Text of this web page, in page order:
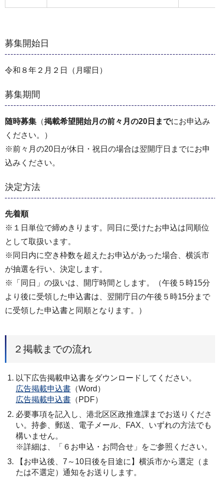
募集開始日
令和８年２月２日（月曜日）
募集期間
随時募集 （掲載希望開始月の前々月の20日までにお申込み
ください。）
※前々月の20日が休日・祝日の場合は翌開庁日までにお申
込みください。
決定方法
先着順
※１日単位で締めきります。同日に受けたお申込は同順位
として取扱います。
※同日内に空き枠数を超えたお申込があった場合、横浜市
が抽選を行い、決定します。
※「同日」の扱いは、開庁時間とします。（午後５時15分
より後に受領した申込書は、翌開庁日の午後５時15分まで
に受領した申込書と同順となります。）
２掲載までの流れ
以下広告掲載申込書をダウンロードしてください。
広告掲載申込書 （Word）
広告掲載申込書 （PDF）
必要事項を記入し、港北区区政推進課までお送りくださ
い。持参、郵送、電子メール、FAX、いずれの方法でも
構いません。
※詳細は、「６お申込・お問合せ」をご参照ください。
【お申込後、7～10日後を目途に】横浜市から選定（ま
たは不選定）通知をお送りします。